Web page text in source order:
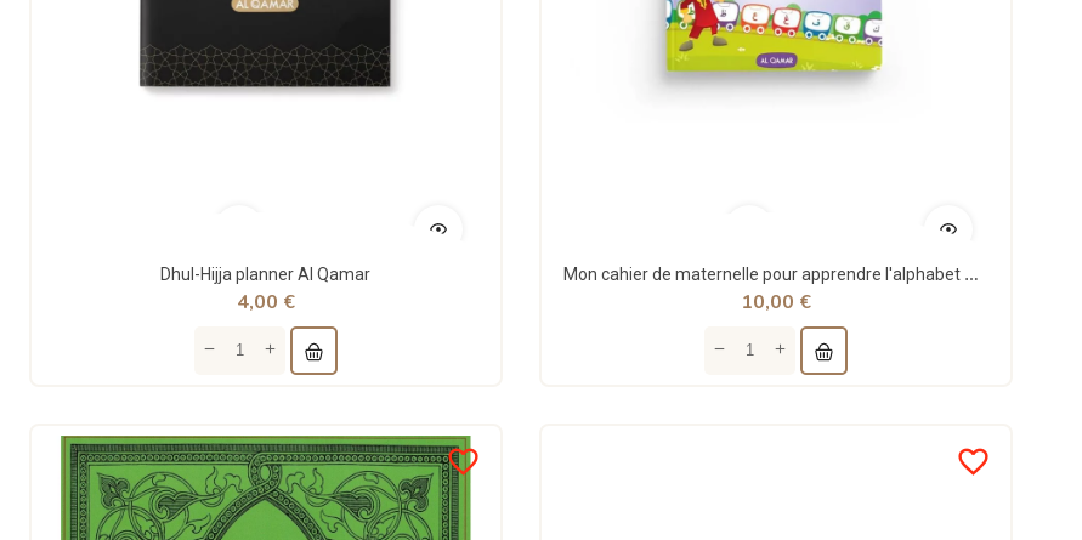
Dhul-Hijja planner Al Qamar
4,00 €
Mon cahier de maternelle pour apprendre l'alphabet arabe - niveau 1 - al Qamar
10,00 €
favorite_border favorite_border